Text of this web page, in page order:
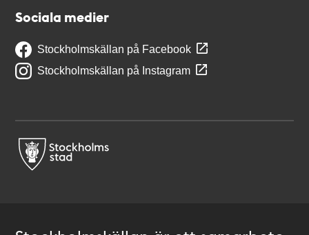
Sociala medier
Stockholmskällan på Facebook
Stockholmskällan på Instagram